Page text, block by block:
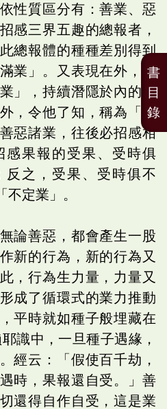
性質區分有：善業、惡
感三界五趣的總報者，
總報體的種種差別得到
業」。又表現在外，能
」，持續潛隱於內的業
，令他了知，稱為「無
惡諸業，往後必招感相
感果報的受果、受時俱
反之，受果、受時俱不
定業」。
論善惡，都會產生一股
新的行為，新的行為又
，行為生力量，力量又
成了循環式的業力推動
平時就如種子般埋藏在
識中，一旦種子遇緣，
經云：「假使百千劫，
時，果報還自受。」善
還得自作自受，這是業
書
目
錄